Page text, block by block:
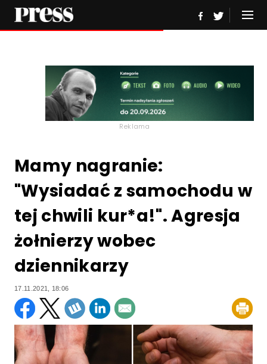
Reklama
Mamy nagranie:
"Wysiadać z samochodu w
tej chwili kur*a!". Agresja
żołnierzy wobec
dziennikarzy
17.11.2021, 18:06